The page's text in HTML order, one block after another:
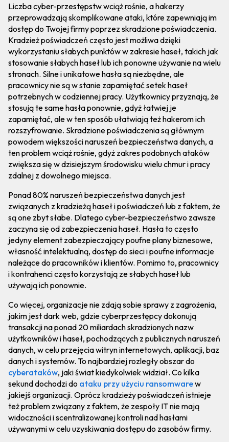
Liczba cyber-przestępstw wciąż rośnie, a hakerzy
przeprowadzają skomplikowane ataki, które zapewniają im
dostęp do Twojej firmy poprzez skradzione poświadczenia.
Kradzież poświadczeń często jest możliwa dzięki
wykorzystaniu słabych punktów w zakresie haseł, takich jak
stosowanie słabych haseł lub ich ponowne używanie na wielu
stronach. Silne i unikatowe hasła są niezbędne, ale
pracownicy nie są w stanie zapamiętać setek haseł
potrzebnych w codziennej pracy. Użytkownicy przyznają, że
stosują te same hasła ponownie, gdyż łatwiej je
zapamiętać, ale w ten sposób ułatwiają też hakerom ich
rozszyfrowanie. Skradzione poświadczenia są głównym
powodem większości naruszeń bezpieczeństwa danych, a
ten problem wciąż rośnie, gdyż zakres podobnych ataków
zwiększa się w dzisiejszym środowisku wielu chmur i pracy
zdalnej z dowolnego miejsca.
Ponad 80% naruszeń bezpieczeństwa danych jest
związanych z kradzieżą haseł i poświadczeń lub z faktem, że
są one zbyt słabe. Dlatego cyber-bezpieczeństwo zawsze
zaczyna się od zabezpieczenia haseł. Hasła to często
jedyny element zabezpieczający poufne plany biznesowe,
własność intelektualną, dostęp do sieci i poufne informacje
należące do pracowników i klientów. Pomimo to, pracownicy
i kontrahenci często korzystają ze słabych haseł lub
używają ich ponownie.
Co więcej, organizacje nie zdają sobie sprawy z zagrożenia,
jakim jest dark web, gdzie cyberprzestępcy dokonują
transakcji na ponad 20 miliardach skradzionych nazw
użytkowników i haseł, pochodzących z publicznych naruszeń
danych, w celu przejęcia witryn internetowych, aplikacji, baz
danych i systemów. To najbardziej rozległy obszar do
cyberataków, jaki świat kiedykolwiek widział. Co kilka
sekund dochodzi do ataku przy użyciu ransomwarew
jakiejś organizacji. Oprócz kradzieży poświadczeń istnieje
też problem związany z faktem, że zespoły IT nie mają
widoczności i scentralizowanej kontroli nad hasłami
używanymi w celu uzyskiwania dostępu do zasobów firmy.